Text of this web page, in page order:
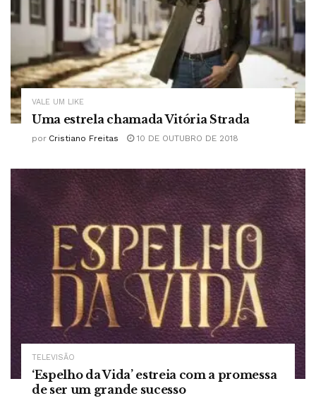
VALE UM LIKE
Uma estrela chamada Vitória Strada
por Cristiano Freitas 10 DE OUTUBRO DE 2018
TELEVISÃO
‘Espelho da Vida’ estreia com a promessa
de ser um grande sucesso